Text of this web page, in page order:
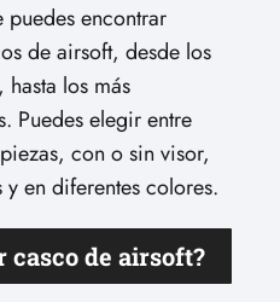
puedes encontrar
de airsoft, desde los
los más
Puedes elegir entre
con o sin visor,
en diferentes colores.
casco de airsoft?